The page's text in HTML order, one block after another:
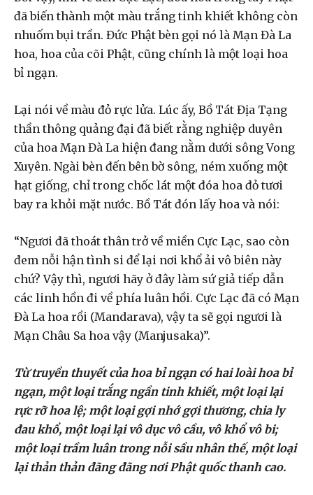
đã biến thành một màu trắng tinh khiết không còn
nhuốm bụi trần. Đức Phật bèn gọi nó là Mạn Đà La
hoa, hoa của cõi Phật, cũng chính là một loại hoa
bỉ ngạn.
Lại nói về màu đỏ rực lửa. Lúc ấy, Bồ Tát Địa Tạng
thần thông quảng đại đã biết rằng nghiệp duyên
của hoa Mạn Đà La hiện đang nằm dưới sông Vong
Xuyên. Ngài bèn đến bên bờ sông, ném xuống một
hạt giống, chỉ trong chốc lát một đóa hoa đỏ tươi
bay ra khỏi mặt nước. Bồ Tát đón lấy hoa và nói:
“Ngươi đã thoát thân trở về miền Cực Lạc, sao còn
đem nỗi hận tình si để lại nơi khổ ải vô biên này
chứ? Vậy thì, ngươi hãy ở đây làm sứ giả tiếp dẫn
các linh hồn đi về phía luân hồi. Cực Lạc đã có Mạn
Đà La hoa rồi (Mandarava), vậy ta sẽ gọi ngươi là
Mạn Châu Sa hoa vậy (Manjusaka)”.
Từ truyền thuyết của hoa bỉ ngạn có hai loài hoa bỉ
ngạn, một loại trắng ngần tinh khiết, một loại lại
rực rỡ hoa lệ; một loại gợi nhớ gợi thương, chia ly
đau khổ, một loại lại vô dục vô cầu, vô khổ vô bi;
một loại trầm luân trong nỗi sầu nhân thế, một loại
lại thản thản đãng đãng nơi Phật quốc thanh cao.